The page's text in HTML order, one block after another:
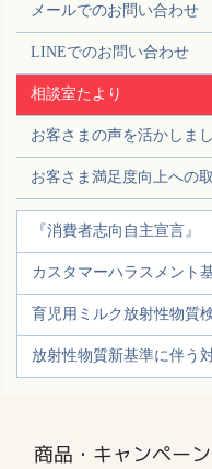
メールでのお問い合わせ
LINEでのお問い合わせ
相談室たより
お客さまの声を活かしま
お客さま満足度向上への
『消費者志向自主宣言』
カスタマーハラスメント
育児用ミルク放射性物質
放射性物質新基準に伴う
商品・キャンペーン